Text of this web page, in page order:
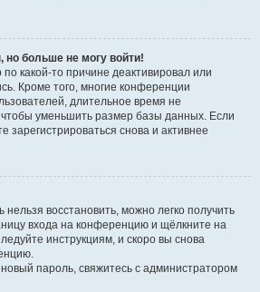
но больше не могу войти!
какой-то причине деактивировал или
Кроме того, многие конференции
длительное время не
уменьшить размер базы данных. Если
зарегистрироваться снова и активнее
восстановить, можно легко получить
входа на конференцию и щёлкните на
инструкциям, и скоро вы снова
пароль, свяжитесь с администратором